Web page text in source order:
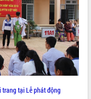
tại Lễ phát động